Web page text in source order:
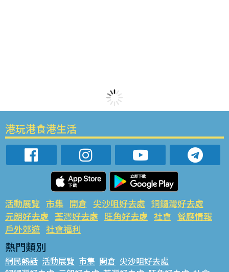
港玩港食港生活
活動展覽 市集 開倉 尖沙咀好去處 銅鑼灣好去處
元朗好去處 荃灣好去處 旺角好去處 社會 餐廳情報
戶外郊遊 社會福利
熱門類別
網民熱話 活動展覽 市集 開倉 尖沙咀好去處